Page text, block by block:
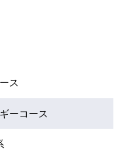
ス
ス
ーコース